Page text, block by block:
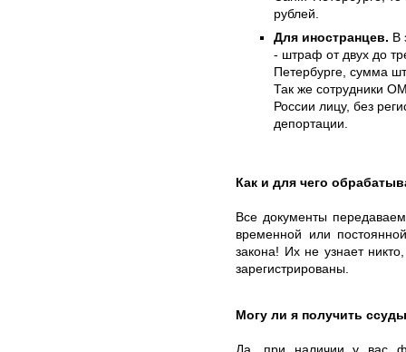
рублей.
Для иностранцев. В
- штраф от двух до
Петербурге, сумма
Так же сотрудники
России лицу, без
депортации.
Как и для чего
Все документы
временной или
закона! Их не узнает
зарегистрированы.
Могу ли я получить